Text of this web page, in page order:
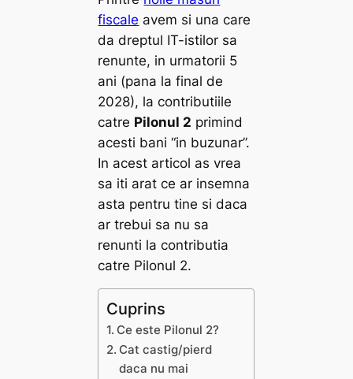
fiscale avem si una care
da dreptul IT-istilor sa
renunte, in urmatorii 5
ani (pana la final de
2028), la contributiile
catre Pilonul 2 primind
acesti bani “in buzunar”.
In acest articol as vrea
sa iti arat ce ar insemna
asta pentru tine si daca
ar trebui sa nu sa
renunti la contributia
catre Pilonul 2.
Cuprins
Ce este Pilonul 2?
Cat castig/pierd
daca nu mai